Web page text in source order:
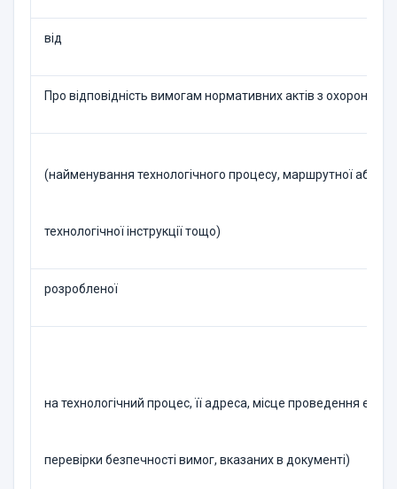
від
Про відповідність вимогам нормативних актів з охорони
(найменування технологічного процесу, маршрутної або
технологічної інструкції тощо)
розробленої
на технологічний процес, її адреса, місце проведення
перевірки безпечності вимог, вказаних в документі)